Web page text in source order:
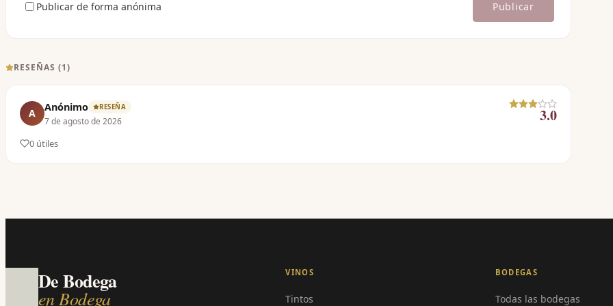
Publicar de forma anónima Publicar
RESEÑAS (1)
A Anónimo RESEÑA
7 de agosto de 2026 3.0
0 útiles
De Bodega
en Bodega
VINOS
Tintos
BODEGAS
Todas las bodegas